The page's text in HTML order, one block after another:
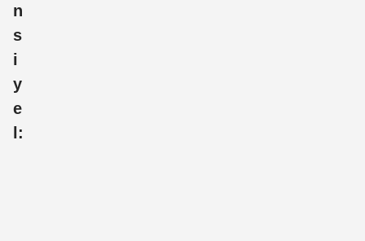
n
s
i
y
e
l: